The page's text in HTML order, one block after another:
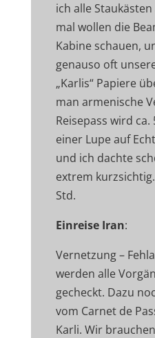
ich alle
mal wollen die
Kabine schauen,
genauso oft
„Karlis“ Papiere
man armenische
Reisepass wird
einer Lupe auf
und ich dachte
extrem
Std.
Einreise Iran:
Vernetzung –
werden alle
gecheckt. Dazu
vom Carnet de
Karli. Wir